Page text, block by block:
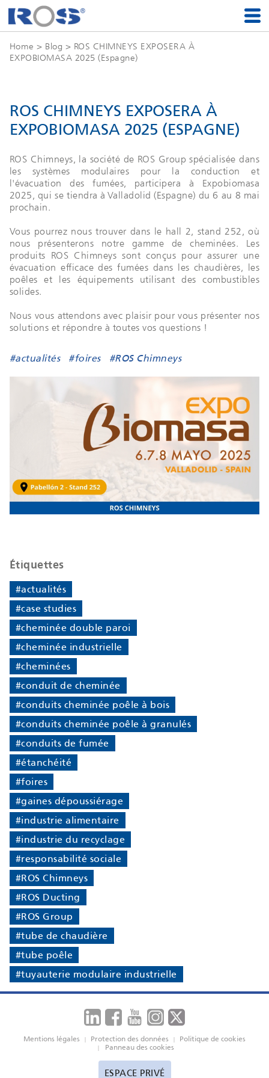
Home > Blog > ROS CHIMNEYS EXPOSERA À
EXPOBIOMASA 2025 (Espagne)
ROS CHIMNEYS EXPOSERA À
EXPOBIOMASA 2025 (ESPAGNE)
ROS Chimneys, la société de ROS Group spécialisée dans
les systèmes modulaires pour la conduction et
l'évacuation des fumées, participera à Expobiomasa
2025, qui se tiendra à Valladolid (Espagne) du 6 au 8 mai
prochain.
Vous pourrez nous trouver dans le hall 2, stand 252, où
nous présenterons notre gamme de cheminées. Les
produits ROS Chimneys sont conçus pour assurer une
évacuation efficace des fumées dans les chaudières, les
poêles et les équipements utilisant des combustibles
solides.
Nous vous attendons avec plaisir pour vous présenter nos
solutions et répondre à toutes vos questions !
#actualités #foires #ROS Chimneys
Étiquettes
#actualités
#case studies
#cheminée double paroi
#cheminée industrielle
#cheminées
#conduit de cheminée
#conduits cheminée poêle à bois
#conduits cheminée poêle à granulés
#conduits de fumée
#étanchéité
#foires
#gaines dépoussiérage
#industrie alimentaire
#industrie du recyclage
#responsabilité sociale
#ROS Chimneys
#ROS Ducting
#ROS Group
#tube de chaudière
#tube poêle
#tuyauterie modulaire industrielle
Mentions légales | Protection des données | Politique de cookies
| Panneau des cookies
ESPACE PRIVÉ